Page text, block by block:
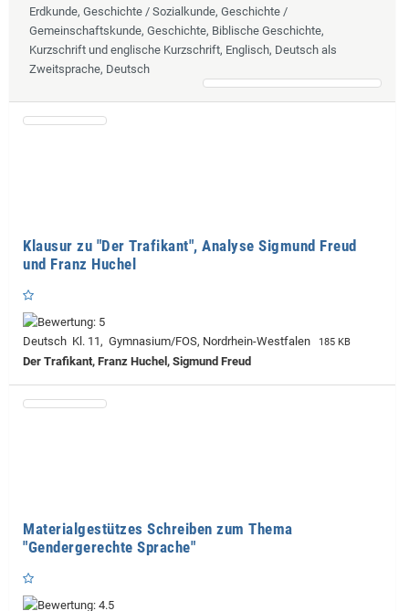
Erdkunde, Geschichte / Sozialkunde, Geschichte /
Gemeinschaftskunde, Geschichte, Biblische Geschichte,
Kurzschrift und englische Kurzschrift, Englisch, Deutsch als
Zweitsprache, Deutsch
Klausur zu "Der Trafikant", Analyse Sigmund Freud
und Franz Huchel
Deutsch Kl. 11, Gymnasium/FOS, Nordrhein-Westfalen 185 KB
Der Trafikant, Franz Huchel, Sigmund Freud
Materialgestützes Schreiben zum Thema
"Gendergerechte Sprache"